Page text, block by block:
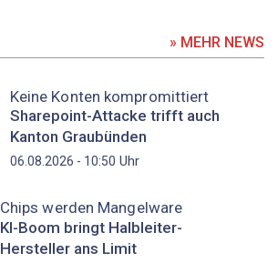
» MEHR NEWS
Keine Konten kompromittiert
Sharepoint-Attacke trifft auch
Kanton Graubünden
06.08.2026 - 10:50 Uhr
Chips werden Mangelware
KI-Boom bringt Halbleiter-
Hersteller ans Limit